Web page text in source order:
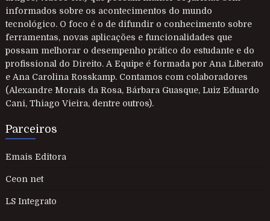
informados sobre os acontecimentos do mundo
tecnológico. O foco é o de difundir o conhecimento sobre
ferramentas, novas aplicações e funcionalidades que
possam melhorar o desempenho prático do estudante e do
profissional do Direito. A Equipe é formada por Ana Liberato
e Ana Carolina Rosskamp. Contamos com colaboradores
(Alexandre Morais da Rosa, Bárbara Guasque, Luiz Eduardo
Cani, Thiago Vieira, dentre outros).
Parceiros
Emais Editora
Ceon net
LS Integrato